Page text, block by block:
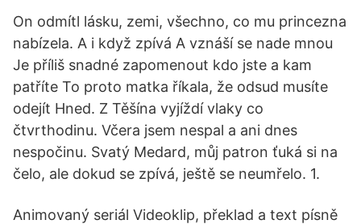
On odmítl lásku, zemi, všechno, co mu princezna
nabízela. A i když zpívá A vznáší se nade mnou
Je příliš snadné zapomenout kdo jste a kam
patříte To proto matka říkala, že odsud musíte
odejít Hned. Z Těšína vyjíždí vlaky co
čtvrthodinu. Včera jsem nespal a ani dnes
nespočinu. Svatý Medard, můj patron ťuká si na
čelo, ale dokud se zpívá, ještě se neumřelo. 1.
Animovaný seriál Videoklip, překlad a text písně